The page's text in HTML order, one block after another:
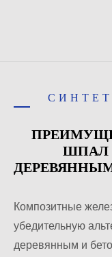
ШПАЛ
Композитные
убедительную
деревянным и